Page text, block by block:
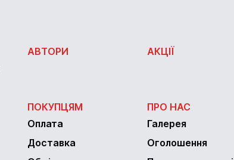
АВТОРИ АКЦІЇ
ПОКУПЦЯМ
Оплата
Доставка
ПРО НАС
Галерея
Оголошення